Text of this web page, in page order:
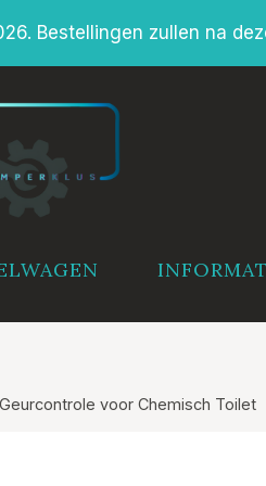
Bestellingen zullen na
voor Chemisch Toilet